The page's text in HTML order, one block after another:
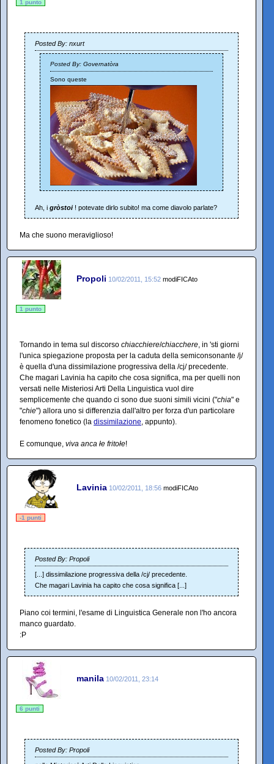
1 punto
Posted By: nxurt
Posted By: Governatòra
Sono queste
Ah, i gròstoi ! potevate dirlo subito! ma come diavolo parlate?
Ma che suono meraviglioso!
Propoli 10/02/2011, 15:52 modiFICAto
1 punto
Tornando in tema sul discorso chiacchiere/chiacchere, in 'sti giorni
l'unica spiegazione proposta per la caduta della semiconsonante /j/
è quella d'una dissimilazione progressiva della /cj/ precedente.
Che magari Lavinia ha capito che cosa significa, ma per quelli non
versati nelle Misteriosi Arti Della Linguistica vuol dire
semplicemente che quando ci sono due suoni simili vicini ("chia" e
"chie") allora uno si differenzia dall'altro per forza d'un particolare
fenomeno fonetico (la dissimilazione, appunto).
E comunque, viva anca łe fritołe!
Lavinia 10/02/2011, 18:56 modiFICAto
-1 punti
Posted By: Propoli
[...] dissimilazione progressiva della /cj/ precedente.
Che magari Lavinia ha capito che cosa significa [...]
Piano coi termini, l'esame di Linguistica Generale non l'ho ancora
manco guardato.
:P
manila 10/02/2011, 23:14
6 punti
Posted By: Propoli